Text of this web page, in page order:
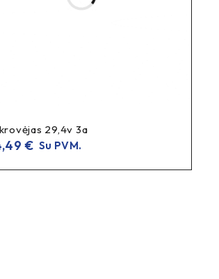
pakrovėjas, Bosch dviračių
electric bike charger, Bosch
29,4v 3a
€ Su PVM.